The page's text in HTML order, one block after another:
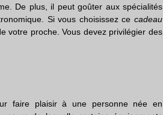
De plus, il peut goûter aux spécialités
Si vous choisissez ce cadeau
votre proche. Vous devez privilégier des
faire plaisir à une personne née en